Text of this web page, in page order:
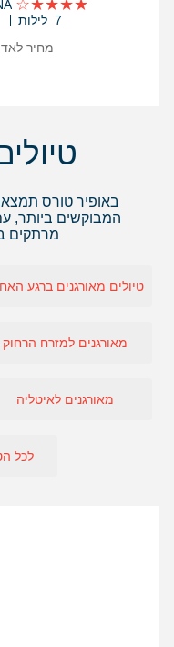
7 לילות
מחיר
באופיר טורס תמצאו
המבוקשים ביותר,
מרתקים
טיולים מאורגנים ברגע
מאורגנים למזרח הרחוק
מאורגנים לאיטליה
לכל